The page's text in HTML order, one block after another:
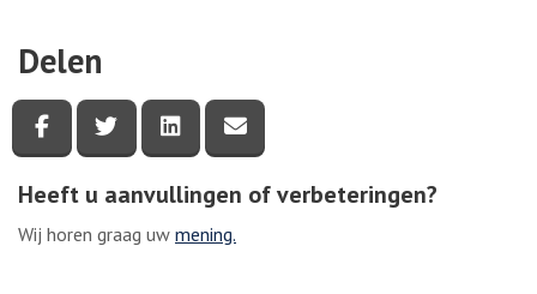
Delen
Deel deze pagina via Facebook
Deel deze pagina via Twitter
Deel deze pagina via LinkedIn
Heeft u aanvullingen of verbeteringen?
Wij horen graag uw mening.